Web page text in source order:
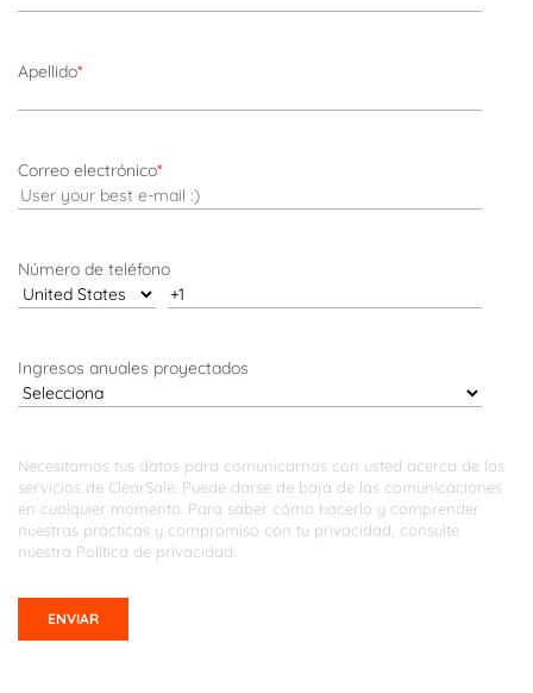
Apellido*
Correo electrónico*
Número de teléfono
Ingresos anuales proyectados
Necesitamos tus datos para comunicarnos con usted acerca de los
servicios de ClearSale. Puede darse de baja de las comunicaciones
en cualquier momento. Para saber cómo hacerlo y comprender
nuestras prácticas y compromiso con tu privacidad, consulte
nuestra Política de privacidad.